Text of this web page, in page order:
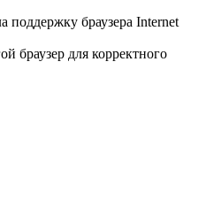
поддержку браузера Internet
браузер для корректного